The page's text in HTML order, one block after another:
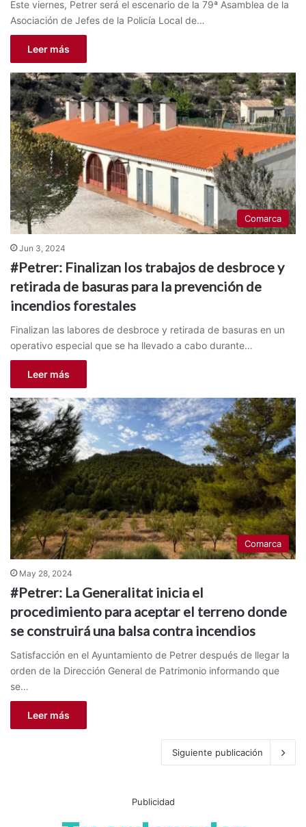
Este viernes, Petrer será el escenario de la 79ª Asamblea de la
Asociación de Jefes de la Policía Local de…
Leer más
Comarca
Jun 3, 2024
#Petrer: Finalizan los trabajos de desbroce y
retirada de basuras para la prevención de
incendios forestales
Finalizan las labores de desbroce y retirada de basuras en un
operativo especial que se ha llevado a cabo durante…
Leer más
Comarca
May 28, 2024
#Petrer: La Generalitat inicia el
procedimiento para aceptar el terreno donde
se construirá una balsa contra incendios
Satisfacción en el Ayuntamiento de Petrer después de llegar la
orden de la Dirección General de Patrimonio informando que
se…
Leer más
Siguiente publicación
Publicidad